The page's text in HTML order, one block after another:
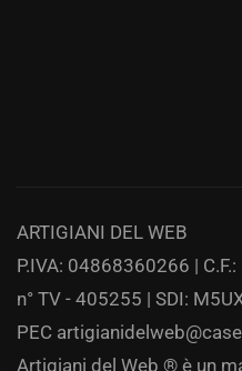
ARTIGIANI DEL WEB
P.IVA: 04868360266 |
n° TV - 405255 | SDI:
PEC
Artigiani del Web ® è un